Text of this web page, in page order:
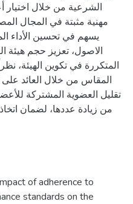
الشرعية من خلال
مهنية مثبتة في المجال
يسهم في تحسين الأداء
الاصول، تعزيز حجم هيئة
المتكررة في تكوين الهيئة، نظراً
المقاس من خلال العائد على
تقليل العضوية المشتركة
من زيادة عددها، لضمان
of adherence to
standards on the